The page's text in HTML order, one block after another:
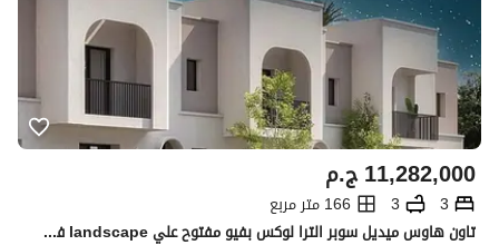
ج.م11,282,000
3
3
166 متر مربع
تاون هاوس ميديل سوبر الترا لوكس بفيو مفتوح علي landscape في اميز لوكيشن تالالا نيو هليوبليس جنب مدينتي وفي سور سوديك - talala new heliopolis